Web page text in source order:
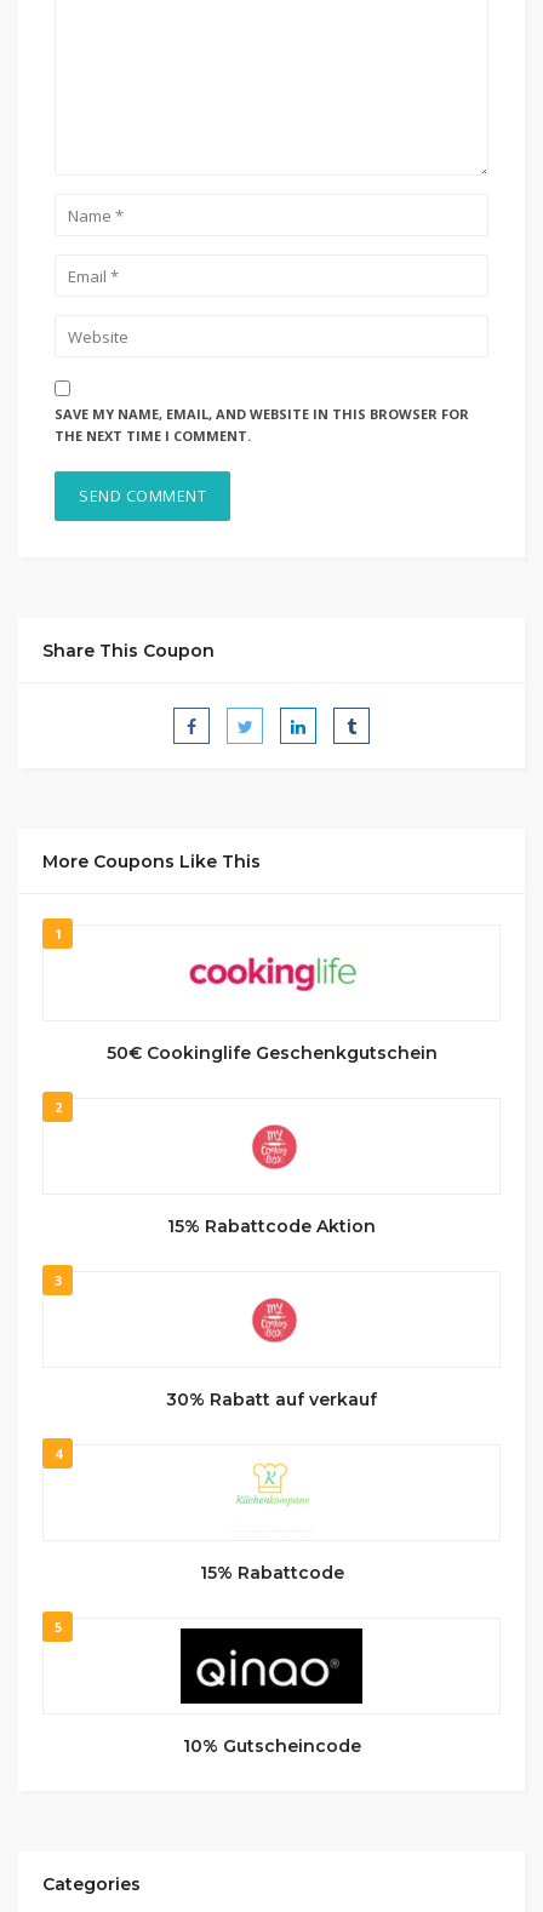
SAVE MY NAME, EMAIL, AND WEBSITE IN THIS BROWSER FOR
THE NEXT TIME I COMMENT.
Share This Coupon
More Coupons Like This
1
50€ Cookinglife Geschenkgutschein
2
15% Rabattcode Aktion
3
30% Rabatt auf verkauf
4
15% Rabattcode
5
10% Gutscheincode
Categories